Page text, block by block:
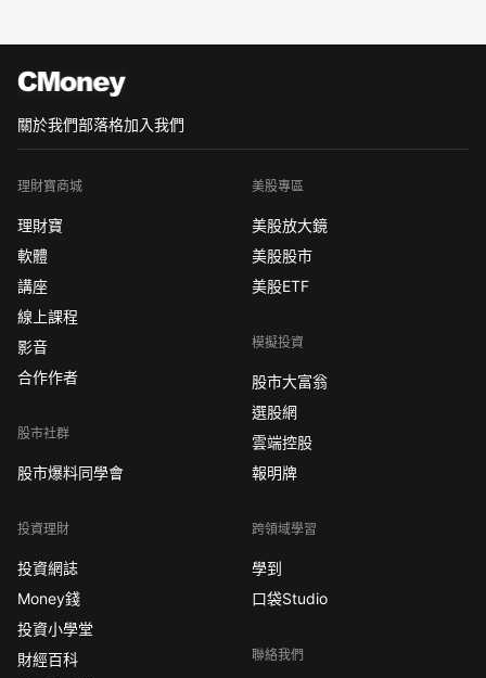
關於我們部落格加入我們
理財寶商城
理財寶
軟體
講座
線上課程
影音
合作作者
股市社群
股市爆料同學會
投資理財
投資網誌
Money錢
投資小學堂
財經百科
美股專區
美股放大鏡
美股股市
美股ETF
模擬投資
股市大富翁
選股網
雲端控股
報明牌
跨領域學習
學到
口袋Studio
聯絡我們